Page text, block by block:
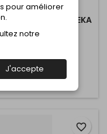
11-110X50-GEKA
Plus
favorite_border
pour améliorer
notre
J'accepte